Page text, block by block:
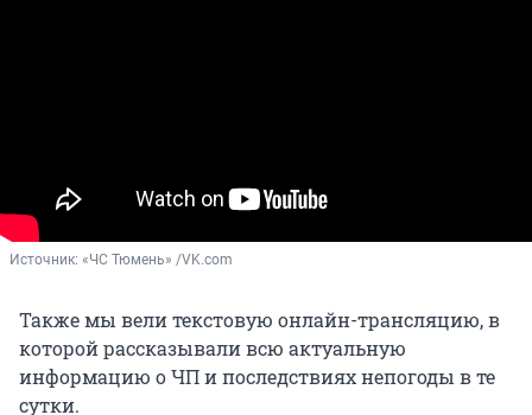
Источник: «ЧС Тюмень» /VK.com
Также мы вели текстовую онлайн-трансляцию, в
которой рассказывали всю актуальную
информацию о ЧП и последствиях непогоды в те
сутки.